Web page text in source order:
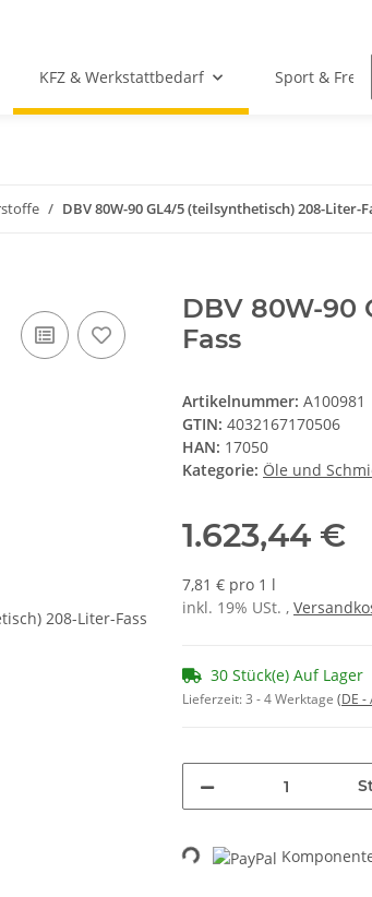
KFZ & Werkstattbedarf Sport &
DBV 80W-90 GL4/5 (teilsynthetisch) 208-Liter-
DBV 80W-90
Fass
Artikelnummer: A100981
GTIN: 4032167170506
HAN: 17050
Kategorie: Öle und
1.623,44 €
7,81 € pro 1 l
inkl. 19% USt. ,
30 Stück(e) Auf Lager
Lieferzeit:3 - 4 Werktage (DE -
Loading...